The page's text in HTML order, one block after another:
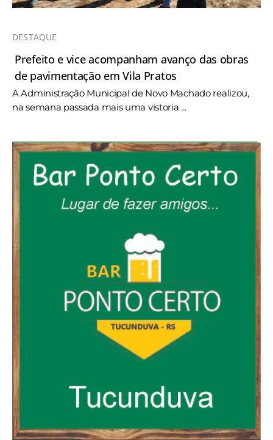
DESTAQUE
Prefeito e vice acompanham avanço das obras
de pavimentação em Vila Pratos
A Administração Municipal de Novo Machado realizou,
na semana passada mais uma vistoria ...